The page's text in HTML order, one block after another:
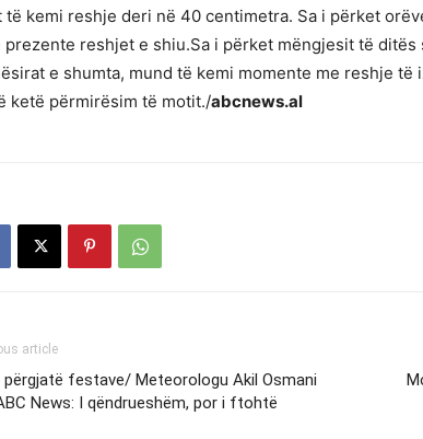
të kemi reshje deri në 40 centimetra. Sa i përket
prezente reshjet e shiu.Sa i përket mëngjesit të ditës
e shumta, mund të kemi momente me reshje të
ketë përmirësim të motit./abcnews.al
article
përgjatë festave/ Meteorologu Akil Osmani
News: I qëndrueshëm, por i ftohtë